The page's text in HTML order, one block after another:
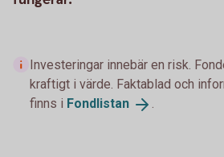
Investeringar innebär en risk.
kraftigt i värde. Faktablad och
finns i Fondlistan .